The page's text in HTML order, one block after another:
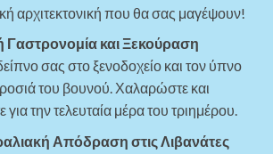
αρχιτεκτονική που θα σας μαγέψουν!
Γαστρονομία και Ξεκούραση
σας στο ξενοδοχείο και τον ύπνο
του βουνού. Χαλαρώστε και
για την τελευταία μέρα του τριημέρου.
Απόδραση στις Λιβανάτες